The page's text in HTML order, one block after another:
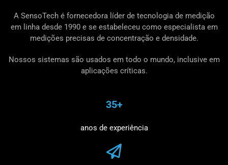
A SensoTech é fornecedora líder de tecnologia de medição
em linha desde 1990 e se estabeleceu como especialista em
medições precisas de concentração e densidade.
Nossos sistemas são usados ​​em todo o mundo, inclusive em
aplicações críticas.
35+
anos de experiência